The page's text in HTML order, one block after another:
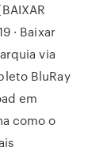
· Baixar
via
BluRay
em
como o